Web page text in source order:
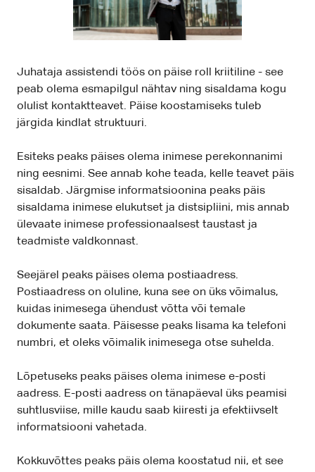
Juhataja assistendi töös on päise roll kriitiline - see
peab olema esmapilgul nähtav ning sisaldama kogu
olulist kontaktteavet. Päise koostamiseks tuleb
järgida kindlat struktuuri.
Esiteks peaks päises olema inimese perekonnanimi
ning eesnimi. See annab kohe teada, kelle teavet päis
sisaldab. Järgmise informatsioonina peaks päis
sisaldama inimese elukutset ja distsipliini, mis annab
ülevaate inimese professionaalsest taustast ja
teadmiste valdkonnast.
Seejärel peaks päises olema postiaadress.
Postiaadress on oluline, kuna see on üks võimalus,
kuidas inimesega ühendust võtta või temale
dokumente saata. Päisesse peaks lisama ka telefoni
numbri, et oleks võimalik inimesega otse suhelda.
Lõpetuseks peaks päises olema inimese e-posti
aadress. E-posti aadress on tänapäeval üks peamisi
suhtlusviise, mille kaudu saab kiiresti ja efektiivselt
informatsiooni vahetada.
Kokkuvõttes peaks päis olema koostatud nii, et see